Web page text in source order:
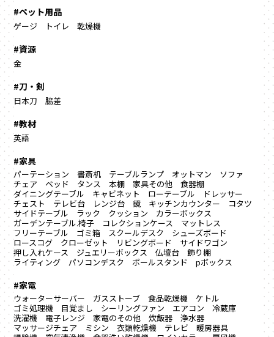
#ペット用品
ゲージ トイレ 乾燥機
#資源
金
#刀・剣
日本刀 脇差
#教材
英語
#家具
パーテーション 書斎机 テーブルランプ オットマン
ソファ
チェア
ベッド タンス 本棚 家具その他
食器棚
ダイニングテーブル
キャビネット ローテーブル
ドレッサー
チェスト
テレビ台 レンジ台 鏡 キッチンカウンター
コタツ
サイドテーブル
ラック クッション
カラーボックス
ガーデンテーブル.椅子
コレクションケース
マットレス
フリーテーブル
ゴミ箱 スクールデスク
シューズボード
ロースコグ
クローゼット リビングボード
サイドワゴン
押し入れケース
ジュエリーボックス 仏壇台
飾り棚
ライティング
パソコンデスク ポールスタンド pボックス
#家電
ウォーターサーバー ガスストーブ 食品乾燥機
ケトル
ゴミ処理機
目覚まし シーリングファン エアコン
冷蔵庫
洗濯機
電子レンジ 家電のその他 炊飯器
浄水器
マッサージチェア
ミシン 衣類乾燥機 テレビ
暖房器具